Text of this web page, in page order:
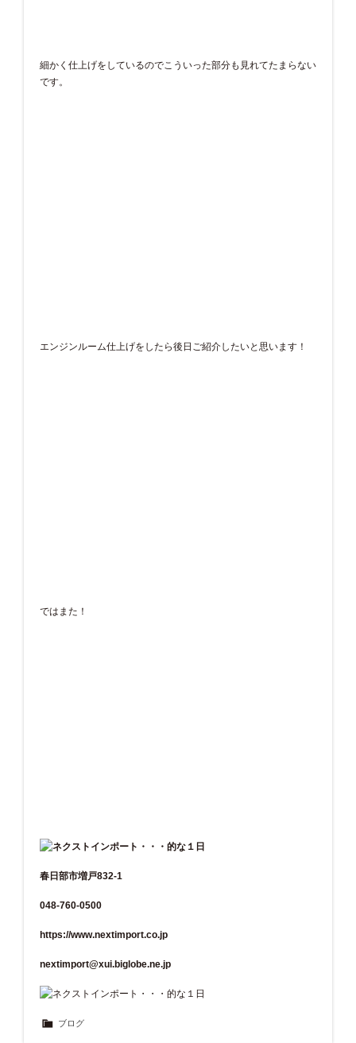
細かく仕上げをしているのでこういった部分も見れてたまらない
です。
エンジンルーム仕上げをしたら後日ご紹介したいと思います！
ではまた！
春日部市増戸832-1
048-760-0500
https://www.nextimport.co.jp
nextimport@xui.biglobe.ne.jp
ブログ